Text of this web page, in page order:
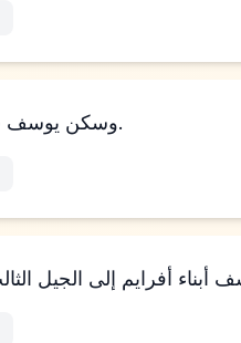
وسكن يوسف في مصر، هو وبيت أبيه. وعاش يوسف مئة وعشر سنوات.